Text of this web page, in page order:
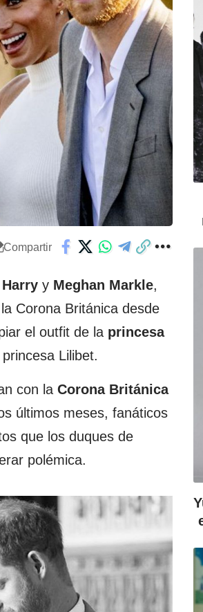
Compartir
y Meghan Markle,
Corona Británica desde
el outfit de la princesa
Lilibet.
con la Corona Británica
últimos meses, fanáticos
que los duques de
polémica.